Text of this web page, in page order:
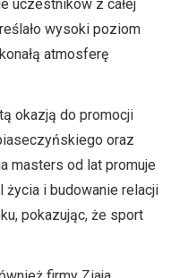
uczestników z całej
wysoki poziom
atmosferę
okazją do promocji
oraz
masters od lat promuje
i budowanie relacji
pokazując, że sport